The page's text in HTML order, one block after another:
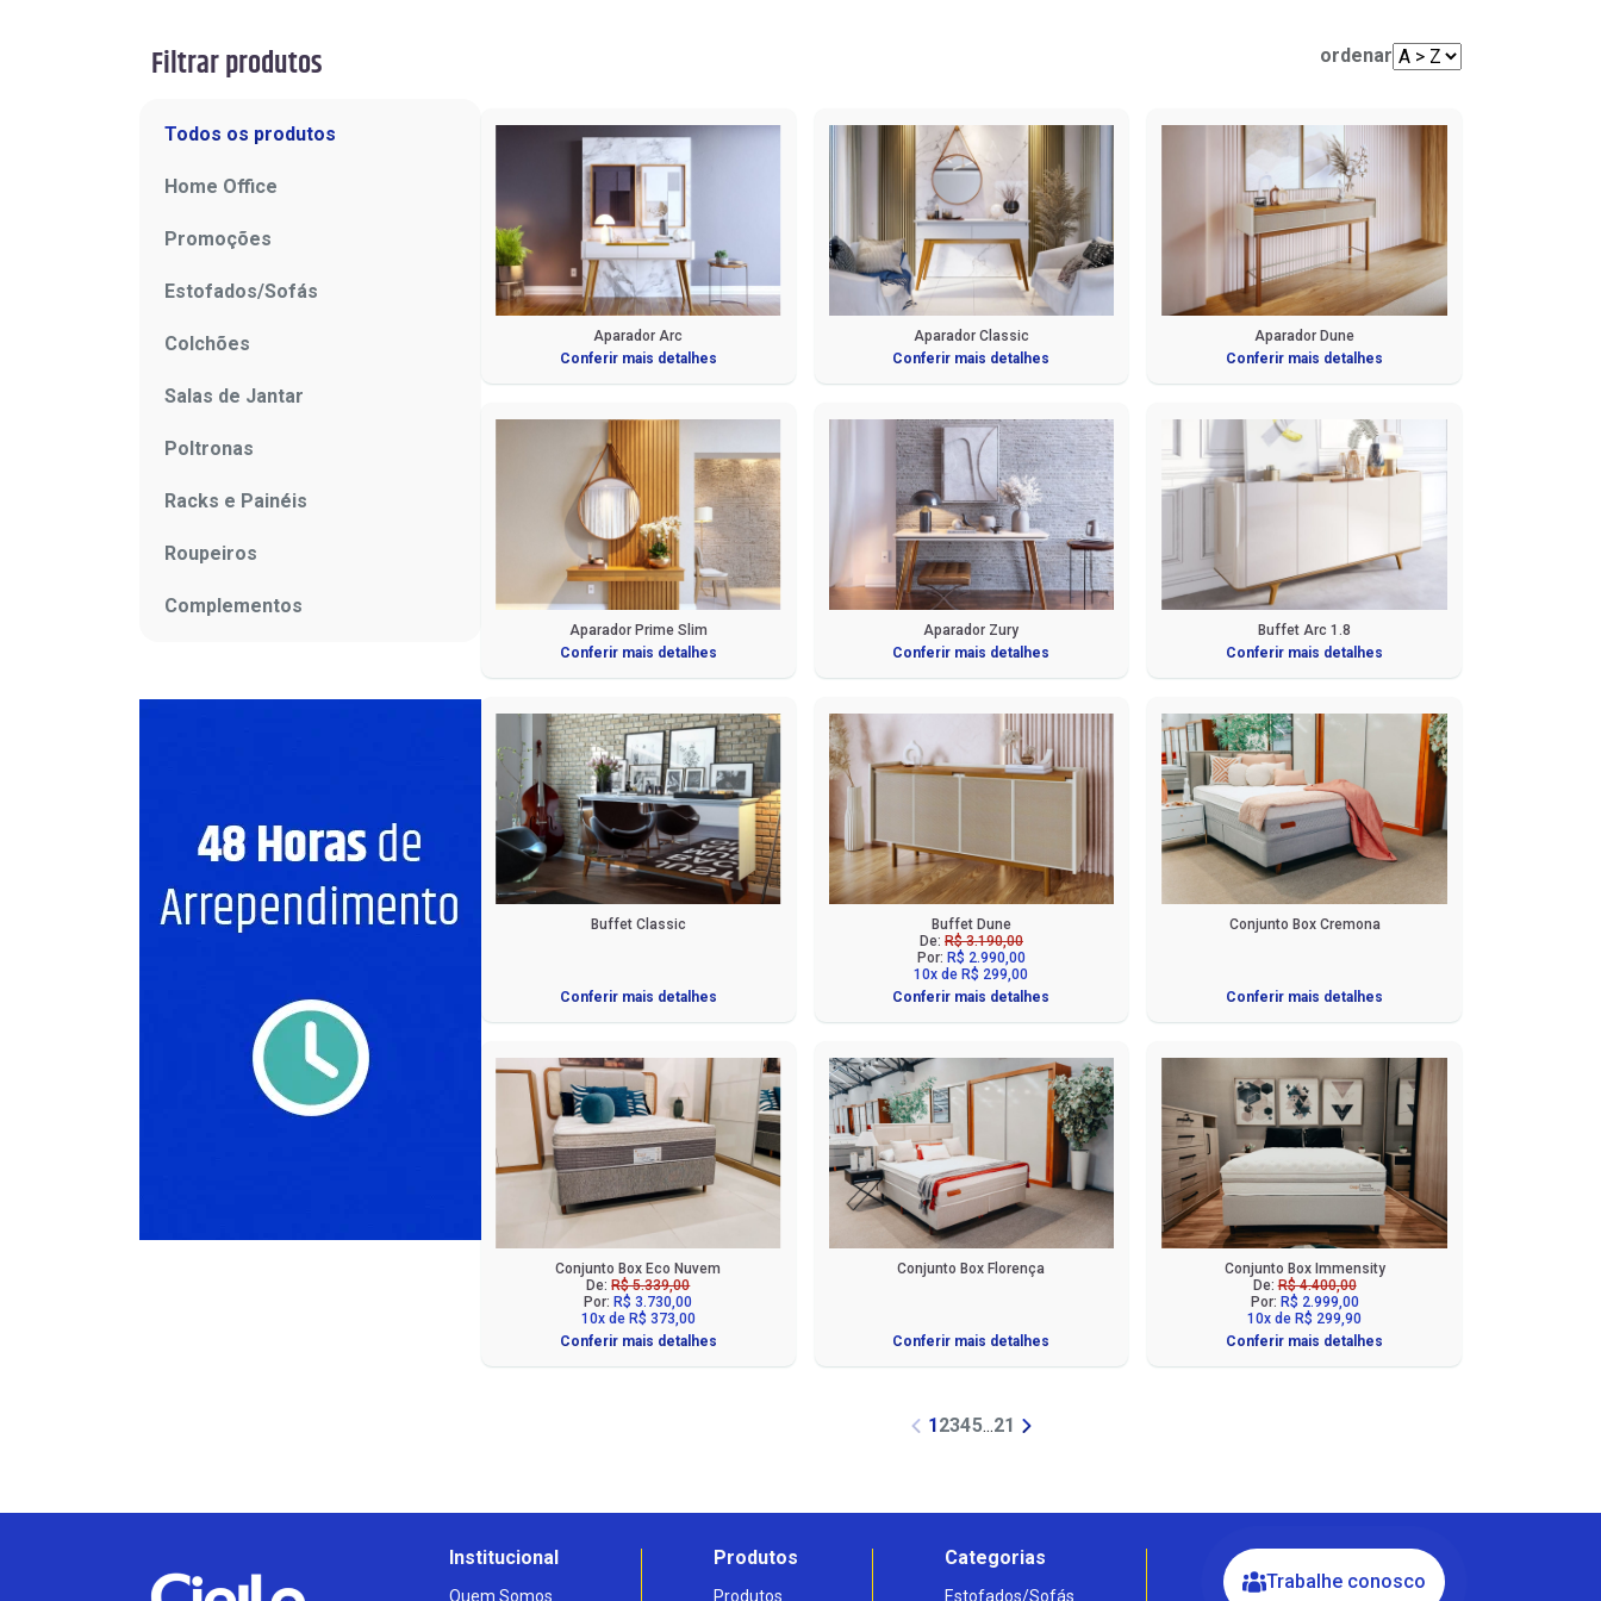
Fale com a Ciello – Móveis &
Sofá de Canto
Sofá com Chaise
Sofá de Couro
Sofá Automatizado
Sofá Orgânico
Filtrar produtos
Todos os produtos
Home Office
Promoções
Estofados/Sofás
Colchões
Salas de Jantar
Poltronas
Racks e Painéis
Roupeiros
Complementos
ordenar
Aparador Arc
Conferir mais detalhes
Aparador Classic
Conferir mais detalhes
Aparador Dune
Conferir mais detalhes
Aparador Prime Slim
Conferir mais detalhes
Aparador Zury
Conferir mais detalhes
Buffet Arc 1.8
Conferir mais detalhes
Buffet Classic
Conferir mais detalhes
Buffet Dune
De: R$ 3.190,00
Por: R$ 2.990,00
10x de R$ 299,00
Conferir mais detalhes
Conjunto Box Cremona
Conferir mais detalhes
Conjunto Box Eco Nuvem
De:R$ 5.339,00
Por: R$ 3.730,00
10x de R$ 373,00
Conferir mais detalhes
Conjunto Box Florença
Conferir mais detalhes
Conjunto Box Immensity
De:R$ 4.400,00
Por: R$ 2.999,00
10x de R$ 299,90
Conferir mais detalhes
12345...21
Institucional
Quem Somos
Produtos
Produtos
Categorias
Estofados/Sofás
Trabalhe conosco